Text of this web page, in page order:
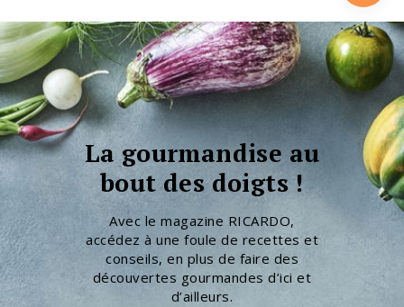
La gourmandise au
bout des doigts !
Avec le magazine RICARDO,
accédez à une foule de recettes et
conseils, en plus de faire des
découvertes gourmandes d’ici et
d’ailleurs.